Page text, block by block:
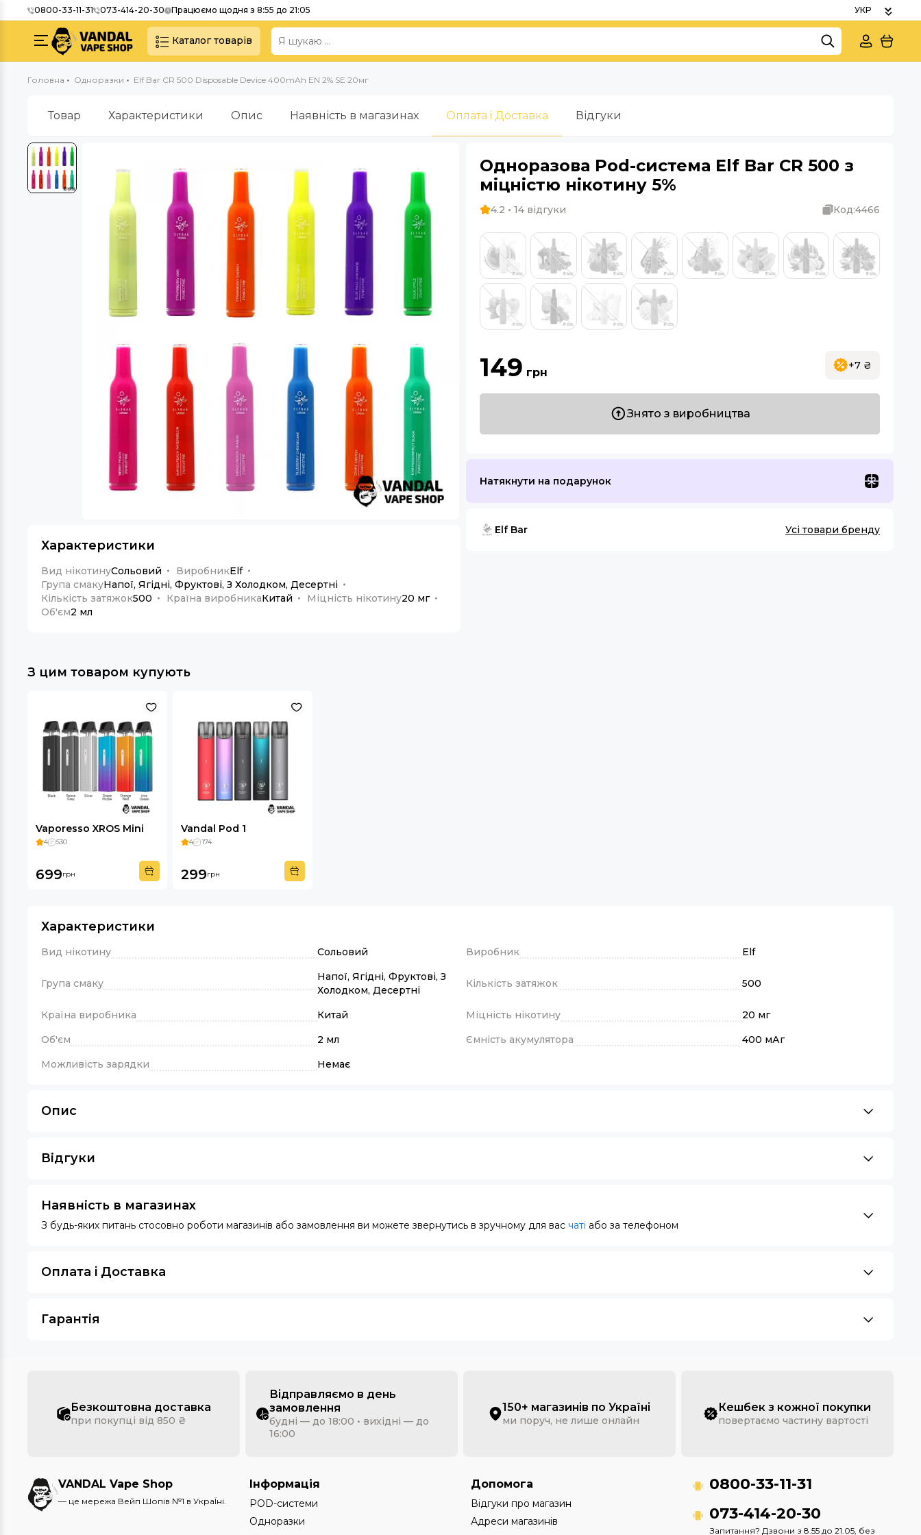
0800-33-11-31 073-414-20-30 Працюємо щодня з 8:55 до 21:05
Каталог товарів
Головна Одноразки Elf Bar CR 500 Disposable Device 400mAh EN 2% SE 20мг
Товар Характеристики Опис Наявність в магазинах Оплата i Доставка Відгуки
Характеристики
Вид нікотинуСольовий ВиробникElf
Група смакуНапої, Ягідні, Фруктові, З Холодком, Десертні
Кількість затяжок500 Країна виробникаКитай Міцність нікотину20 мг
Об'єм2 мл
Одноразова Pod-система Elf Bar CR 500 з
міцністю нікотину 5%
4.2 • 14 відгуки Код:4466
149 грн
+7 ₴
Знято з виробництва
Натякнути на подарунок
Elf Bar Усі товари бренду
З цим товаром купують
Vaporesso XROS Mini
4 530
699грн
Vandal Pod 1
4 174
299грн
Характеристики
Вид нікотину Сольовий Виробник Elf
Група смаку
Напої, Ягідні, Фруктові, З
Холодком, Десертні
Кількість затяжок 500
Країна виробника Китай Міцність нікотину
20 мг
Об'єм
2 мл Ємність акумулятора
400 мАг
Можливість зарядки
Немає
Опис
Відгуки
Наявність в магазинах
З будь-яких питань стосовно роботи магазинів або замовлення ви можете звернутись в зручному для вас чаті або за телефоном
Оплата i Доставка
Гарантія
Безкоштовна доставка
при покупці від 850 ₴
Відправляємо в день
замовлення
будні — до 18:00 • вихідні — до
16:00
150+ магазинів по Україні
ми поруч, не лише онлайн
Кешбек з кожної покупки
повертаємо частину вартості
VANDAL Vape Shop
— це мережа Вейп Шопів №1 в УкраЇні.
Інформація
POD-системи
Одноразки
Допомога
Відгуки про магазин
Адреси магазинів
0800-33-11-31
073-414-20-30
Запитання? Дзвони з 8.55 до 21.05, без